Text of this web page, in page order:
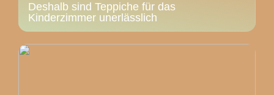
Deshalb sind Teppiche für das
Kinderzimmer unerlässlich